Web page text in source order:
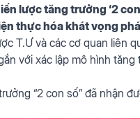
lược tăng trưởng ‘2
thực hóa khát vọng
T.Ư và các cơ quan liên
với xác lập mô hình
“2 con số” đã nhận